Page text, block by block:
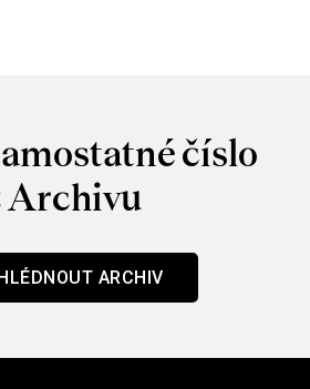
číslo
Archivu
ARCHIV